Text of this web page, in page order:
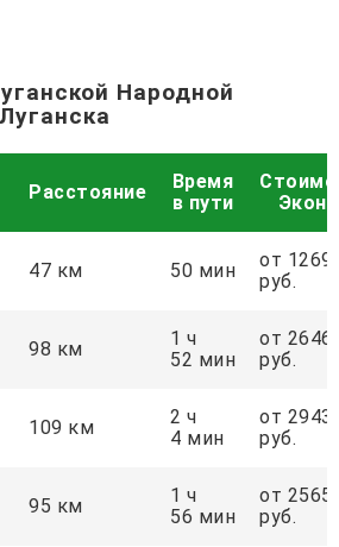
Народной
Расстояние
Время
в пути
47 км 50 мин
от 1269
руб.
98 км
1 ч
52 мин
от 2646
руб.
109 км
2 ч
4 мин
от 2943
руб.
95 км
1 ч
56 мин
от 2565
руб.